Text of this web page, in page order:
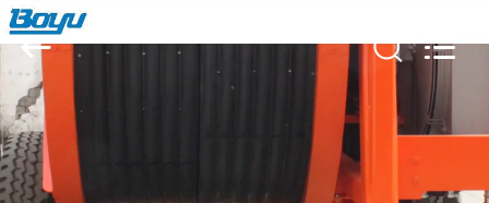
HUIS
PRODUCTEN
Boyu
Electric
Machinery
Co.,LTD.
Rights
Reserved.